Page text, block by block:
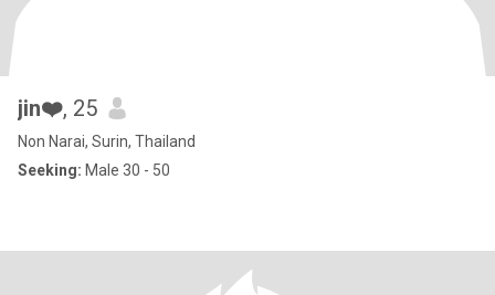
jin❤️, 25
Non Narai, Surin, Thailand
Seeking: Male 30 - 50